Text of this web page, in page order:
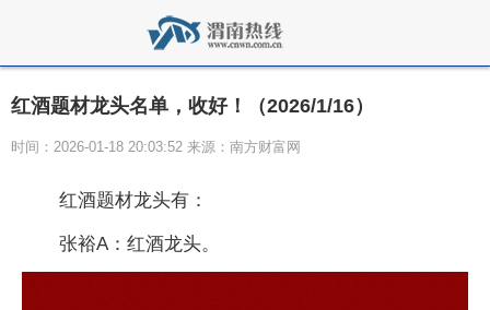
红酒题材龙头名单，收好！（2026/1/16）
时间：2026-01-18 20:03:52 来源：南方财富网
红酒题材龙头有：
张裕A：红酒龙头。